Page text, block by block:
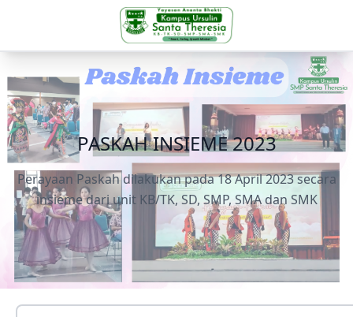
PASKAH INSIEME 2023
Perayaan Paskah dilakukan pada 18 April 2023 secara
insieme dari unit KB/TK, SD, SMP, SMA dan SMK